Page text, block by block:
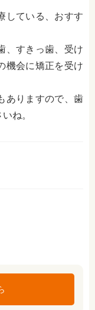
している、おすす
、すきっ歯、受け
機会に矯正を受け
ありますので、歯
ね。